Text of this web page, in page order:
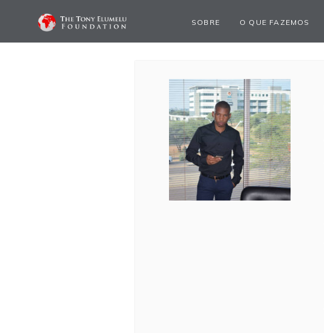
SOBRE O QUE FAZEMOS